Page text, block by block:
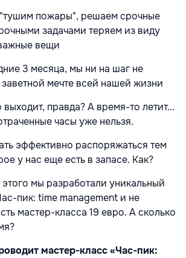
пожары", решаем срочные
задачами теряем из виду
вещи
3 месяца, мы ни на шаг не
мечте всей нашей жизни
выходит, правда? А время-то летит...
часы уже нельзя.
эффективно распоряжаться тем
у нас еще есть в запасе. Как?
мы разработали уникальный
пик: time management и не
мастер-класса 19 евро. А сколько
мастер-класс «Час-пик: